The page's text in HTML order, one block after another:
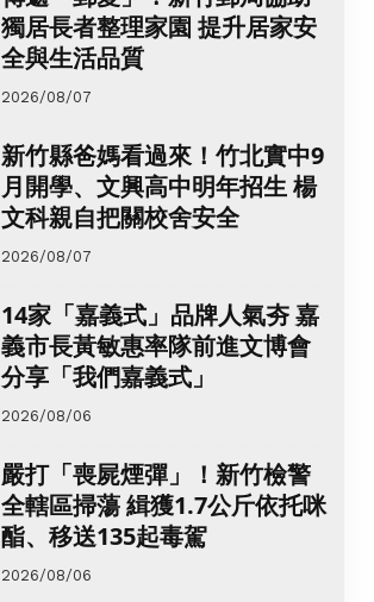
獨居長者整理家園 提升居家安
全與生活品質
2026/08/07
新竹縣爸媽看過來！竹北實中9
月開學、文興高中明年招生 楊
文科親自把關校舍安全
2026/08/07
14家「嘉義式」品牌人氣夯 嘉
義市長黃敏惠率隊前進文博會
分享「我們嘉義式」
2026/08/06
嚴打「喪屍煙彈」！新竹檢警
全轄區掃蕩 緝獲1.7公斤依托咪
酯、移送135起毒駕
2026/08/06